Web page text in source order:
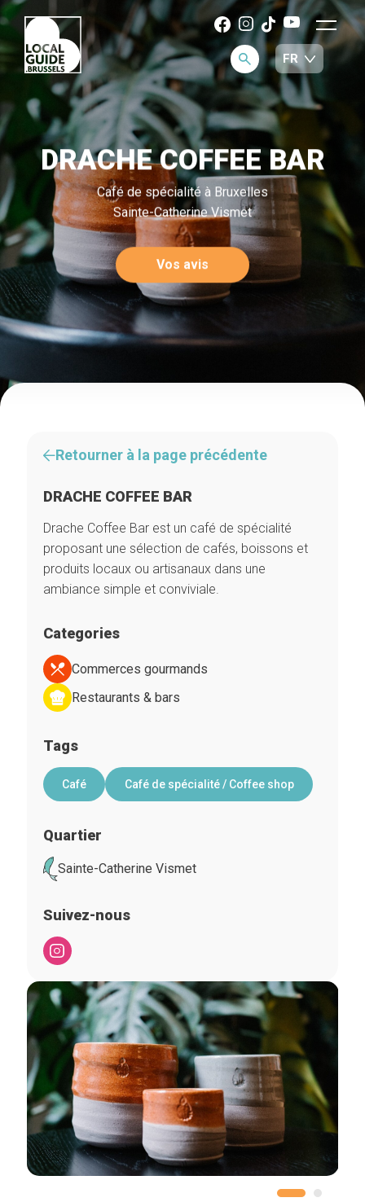
DRACHE COFFEE BAR
Café de spécialité à Bruxelles
Sainte-Catherine Vismet
Vos avis
Retourner à la page précédente
DRACHE COFFEE BAR
Drache Coffee Bar est un café de spécialité
proposant une sélection de cafés, boissons et
produits locaux ou artisanaux dans une
ambiance simple et conviviale.
Categories
Commerces gourmands
Restaurants & bars
Tags
Café Café de spécialité / Coffee shop
Quartier
Sainte-Catherine Vismet
Suivez-nous